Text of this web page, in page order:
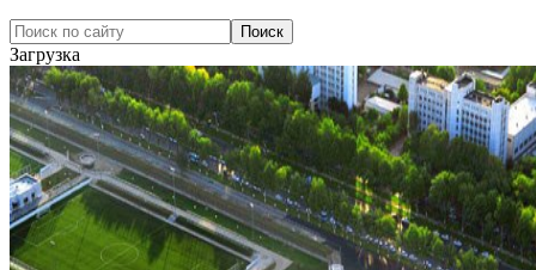
Загрузка